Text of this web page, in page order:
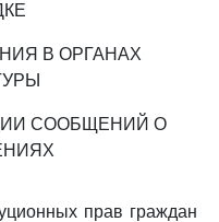
В ОРГАНАХ
СООБЩЕНИЙ О
прав граждан